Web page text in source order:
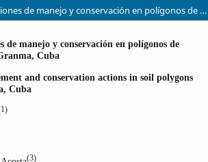
Evaluación de acciones de manejo y conservación en polígonos de suelos de Río Cauto, Granma, Cuba